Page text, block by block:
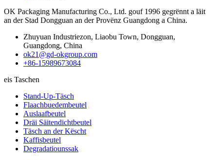
OK Packaging Manufacturing Co., Ltd. gouf 1996 gegrënnt a läit
an der Stad Dongguan an der Provënz Guangdong a China.
Zhuyuan Industriezon, Liaobu Town, Dongguan,
Guangdong, China
ok21@gd-okgroup.com
+86-15989673084
eis Taschen
Stand-Up-Täsch
Flaachbuedembeutel
Auslaafbeutel
Dräi Säitendichtbeutel
Täsch an der Këscht
Kaffisbeutel
Degradatiounssak